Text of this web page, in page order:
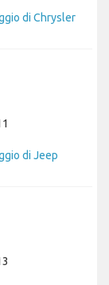
di Chrysler
di Jeep